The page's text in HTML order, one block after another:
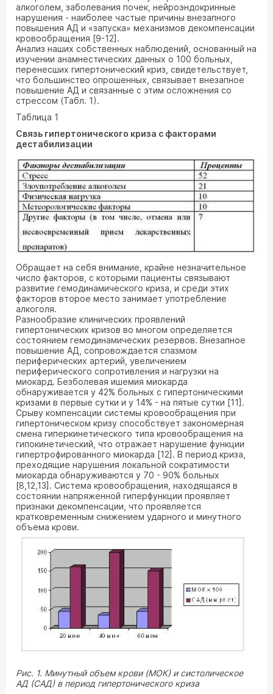
алкоголем, заболевания почек, нейроэндокринные
нарушения - наиболее частые причины внезапного
повышения АД и «запуска» механизмов декомпенсации
кровообращения [9-12].
Анализ наших собственных наблюдений, основанный на
изучении анамнестических данных о 100 больных,
перенесших гипертонический криз, свидетельствует,
что большинство опрошенных, связывает внезапное
повышение АД и связанные с этим осложнения со
стрессом (Табл. 1).
Таблица 1
Связь гипертонического криза с факторами
дестабилизации
Обращает на себя внимание, крайне незначительное
число факторов, с которыми пациенты связывают
развитие гемодинамического криза, и среди этих
факторов второе место занимает употребление
алкоголя.
Разнообразие клинических проявлений
гипертонических кризов во многом определяется
состоянием гемодинамических резервов. Внезапное
повышение АД, сопровождается спазмом
периферических артерий, увеличением
периферического сопротивления и нагрузки на
миокард. Безболевая ишемия миокарда
обнаруживается у 42% больных с гипертоническими
кризами в первые сутки и у 14% - на пятые сутки [11].
Срыву компенсации системы кровообращения при
гипертоническом кризу способствует закономерная
смена гиперкинетического типа кровообращения на
гипокинетический, что отражает нарушение функции
гипертрофированного миокарда [12]. В период криза,
преходящие нарушения локальной сократимости
миокарда обнаруживаются у 70 - 90% больных
[8,12,13]. Система кровообращения, находящаяся в
состоянии напряженной гиперфункции проявляет
признаки декомпенсации, что проявляется
кратковременным снижением ударного и минутного
объема крови.
Рис. 1. Минутный объем крови (МОК) и систолическое
АД (САД) в период гипертонического криза